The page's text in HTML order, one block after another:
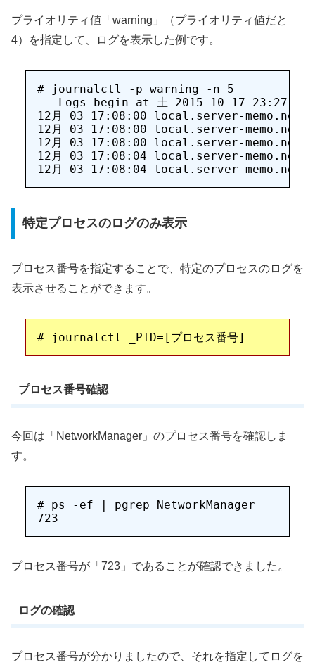
プライオリティ値「warning」（プライオリティ値だと
4）を指定して、ログを表示した例です。
# journalctl -p warning -n 5
-- Logs begin at 土 2015-10-17
12月 03 17:08:00 local.server-
12月 03 17:08:00 local.server-memo.net
12月 03 17:08:00 local.server-
12月 03 17:08:04 local.server-
特定プロセスのログのみ表示
プロセス番号を指定することで、特定のプロセスのログを
表示させることができます。
プロセス番号確認
今回は「NetworkManager」のプロセス番号を確認しま
す。
# ps -ef | pgrep NetworkManager
プロセス番号が「723」であることが確認できました。
ログの確認
プロセス番号が分かりましたので、それを指定してログを